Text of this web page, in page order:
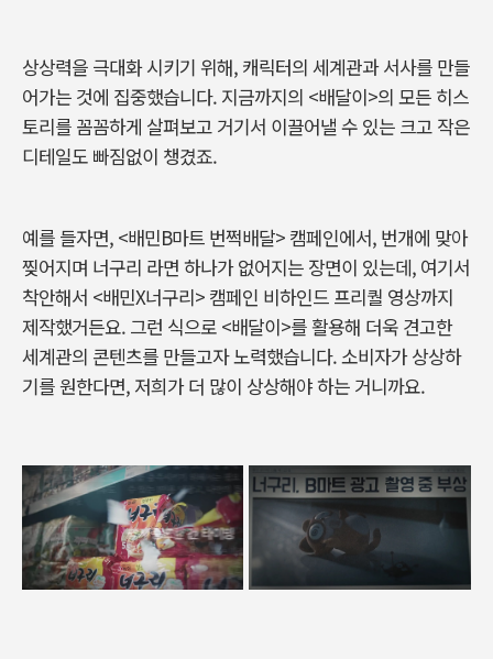
상상력을 극대화 시키기 위해, 캐릭터의 세계관과 서사를 만들
어가는 것에 집중했습니다. 지금까지의 <배달이>의 모든 히스
토리를 꼼꼼하게 살펴보고 거기서 이끌어낼 수 있는 크고 작은
디테일도 빠짐없이 챙겼죠.
예를 들자면, <배민B마트 번쩍배달> 캠페인에서, 번개에 맞아
찢어지며 너구리 라면 하나가 없어지는 장면이 있는데, 여기서
착안해서 <배민X너구리> 캠페인 비하인드 프리퀄 영상까지
제작했거든요. 그런 식으로 <배달이>를 활용해 더욱 견고한
세계관의 콘텐츠를 만들고자 노력했습니다. 소비자가 상상하
기를 원한다면, 저희가 더 많이 상상해야 하는 거니까요.